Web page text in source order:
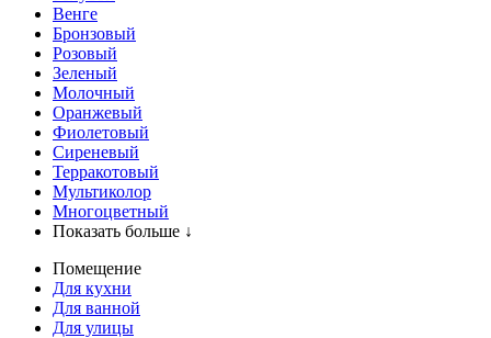
Венге
Бронзовый
Розовый
Зеленый
Молочный
Оранжевый
Фиолетовый
Сиреневый
Терракотовый
Мультиколор
Многоцветный
Показать больше ↓
Помещение
Для кухни
Для ванной
Для улицы